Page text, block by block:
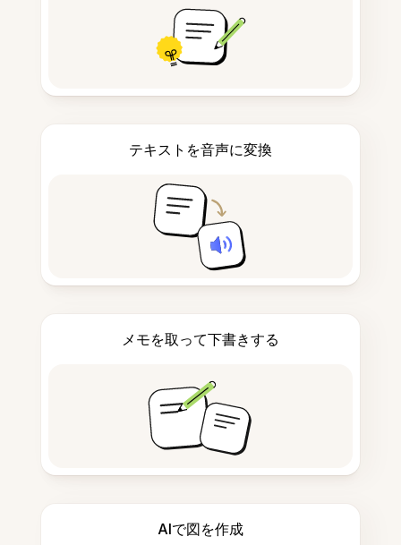
テキストを音声に変換
メモを取って下書きする
AIで図を作成